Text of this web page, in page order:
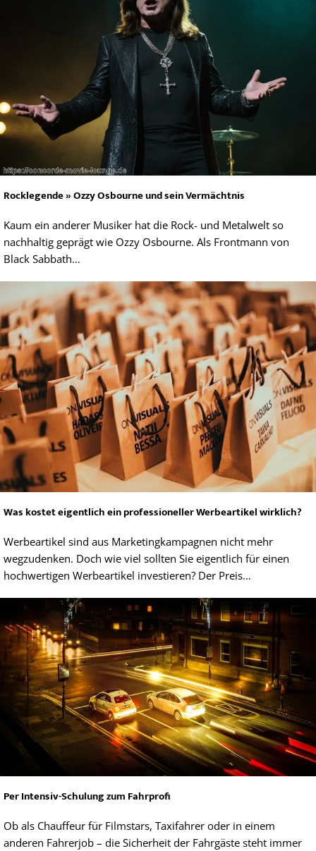
Rocklegende » Ozzy Osbourne und sein Vermächtnis
Kaum ein anderer Musiker hat die Rock- und Metalwelt so
nachhaltig geprägt wie Ozzy Osbourne. Als Frontmann von
Black Sabbath…
Was kostet eigentlich ein professioneller Werbeartikel wirklich?
Werbeartikel sind aus Marketingkampagnen nicht mehr
wegzudenken. Doch wie viel sollten Sie eigentlich für einen
hochwertigen Werbeartikel investieren? Der Preis…
Per Intensiv-Schulung zum Fahrprofi
Ob als Chauffeur für Filmstars, Taxifahrer oder in einem
anderen Fahrerjob – die Sicherheit der Fahrgäste steht immer